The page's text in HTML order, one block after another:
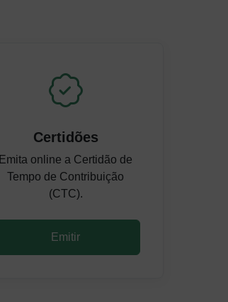
Certidões
Emita online a Certidão de
Tempo de Contribuição
(CTC).
Emitir